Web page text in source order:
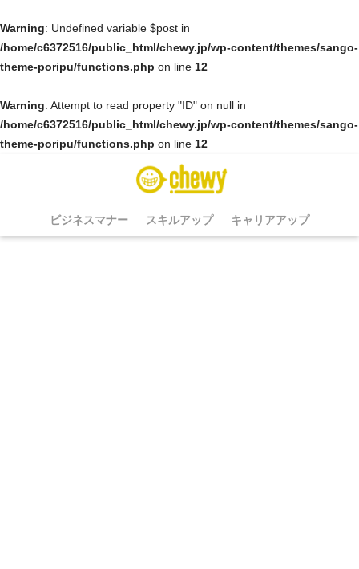
Warning: Undefined variable $post in
/home/c6372516/public_html/chewy.jp/wp-content/themes/sango-
theme-poripu/functions.php on line 12
Warning: Attempt to read property "ID" on null in
/home/c6372516/public_html/chewy.jp/wp-content/themes/sango-
theme-poripu/functions.php on line 12
ビジネスマナー スキルアップ キャリアアップ